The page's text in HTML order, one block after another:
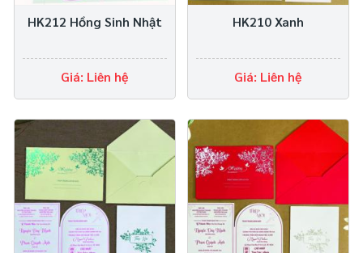
HK212 Hồng Sinh Nhật
Giá: Liên hệ
HK210 Xanh
Giá: Liên hệ